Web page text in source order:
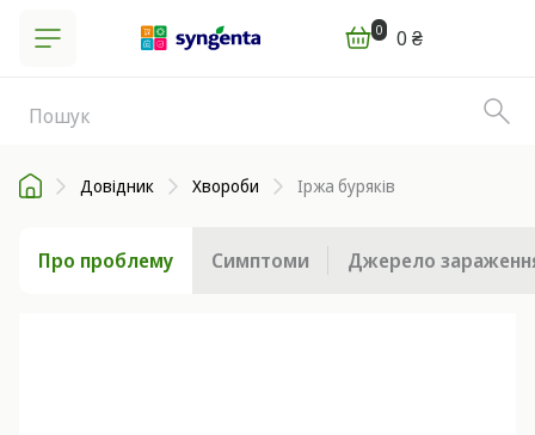
0 0 ₴
Довідник Хвороби Іржа буряків
Про проблему Симптоми Джерело